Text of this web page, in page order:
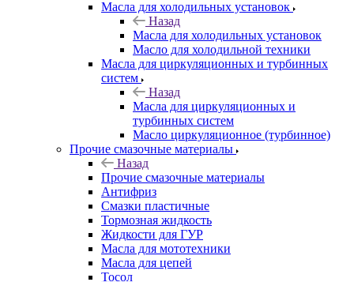
Масла для холодильных установок
Назад
Масла для холодильных установок
Масло для холодильной техники
Масла для циркуляционных и турбинных
систем
Назад
Масла для циркуляционных и
турбинных систем
Масло циркуляционное (турбинное)
Прочие смазочные материалы
Назад
Прочие смазочные материалы
Антифриз
Смазки пластичные
Тормозная жидкость
Жидкости для ГУР
Масла для мототехники
Масла для цепей
Тосол